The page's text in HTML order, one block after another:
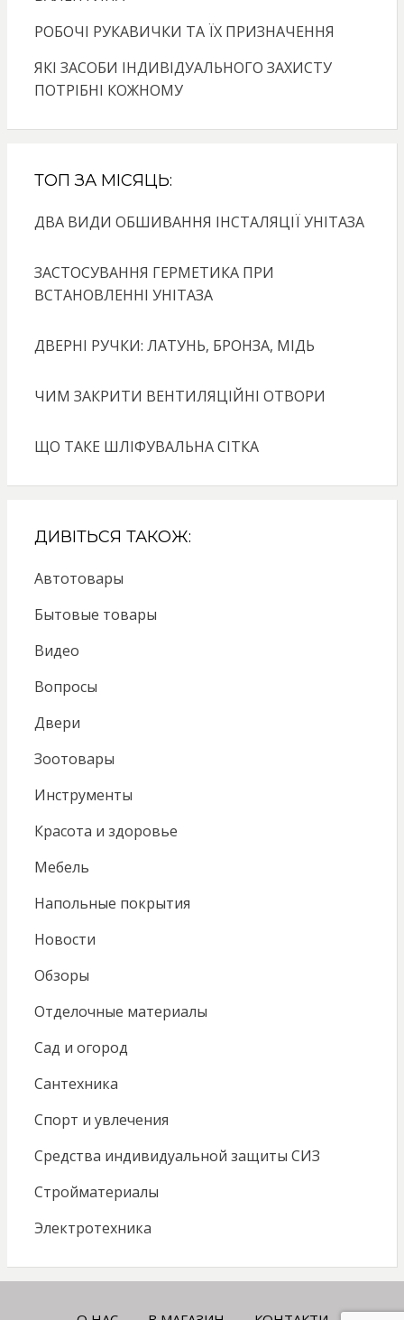
РОБОЧІ РУКАВИЧКИ ТА ЇХ ПРИЗНАЧЕННЯ
ЯКІ ЗАСОБИ ІНДИВІДУАЛЬНОГО ЗАХИСТУ
ПОТРІБНІ КОЖНОМУ
ТОП ЗА МІСЯЦЬ:
ДВА ВИДИ ОБШИВАННЯ ІНСТАЛЯЦІЇ УНІТАЗА
ЗАСТОСУВАННЯ ГЕРМЕТИКА ПРИ
ВСТАНОВЛЕННІ УНІТАЗА
ДВЕРНІ РУЧКИ: ЛАТУНЬ, БРОНЗА, МІДЬ
ЧИМ ЗАКРИТИ ВЕНТИЛЯЦІЙНІ ОТВОРИ
ЩО ТАКЕ ШЛІФУВАЛЬНА СІТКА
ДИВІТЬСЯ ТАКОЖ:
Автотовары
Бытовые товары
Видео
Вопросы
Двери
Зоотовары
Инструменты
Красота и здоровье
Мебель
Напольные покрытия
Новости
Обзоры
Отделочные материалы
Сад и огород
Сантехника
Спорт и увлечения
Средства индивидуальной защиты СИЗ
Стройматериалы
Электротехника